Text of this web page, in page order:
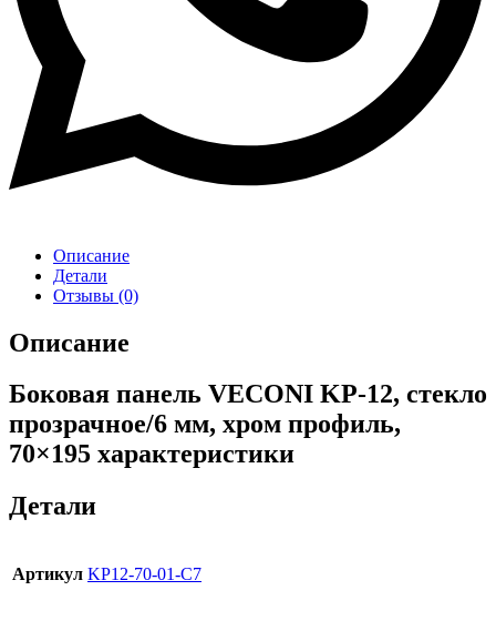
Описание
Детали
Отзывы (0)
Описание
Боковая панель VECONI KP-12, стекло
прозрачное/6 мм, хром профиль,
70×195 характеристики
Детали
Артикул KP12-70-01-C7